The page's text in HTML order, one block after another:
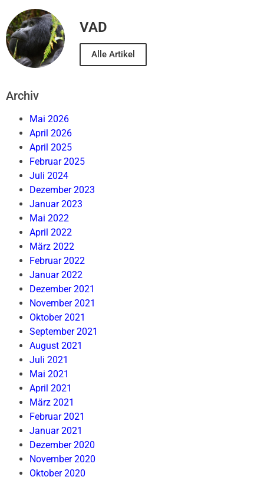
VAD
Alle Artikel
Archiv
Mai 2026
April 2026
April 2025
Februar 2025
Juli 2024
Dezember 2023
Januar 2023
Mai 2022
April 2022
März 2022
Februar 2022
Januar 2022
Dezember 2021
November 2021
Oktober 2021
September 2021
August 2021
Juli 2021
Mai 2021
April 2021
März 2021
Februar 2021
Januar 2021
Dezember 2020
November 2020
Oktober 2020